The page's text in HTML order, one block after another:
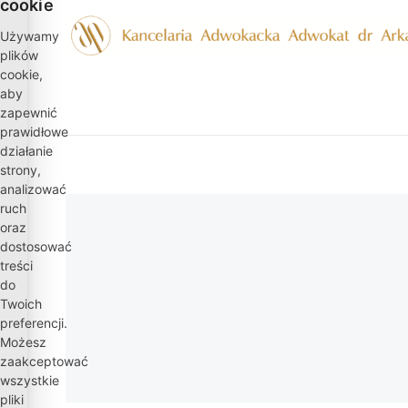
Przejdź
do
treści
cookie
Używamy
plików
cookie,
aby
zapewnić
prawidłowe
działanie
strony,
analizować
ruch
oraz
dostosować
treści
do
Twoich
preferencji.
Możesz
zaakceptować
wszystkie
pliki